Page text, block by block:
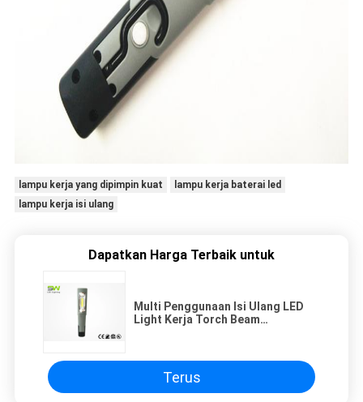
lampu kerja yang dipimpin kuat
lampu kerja baterai led
lampu kerja isi ulang
Dapatkan Harga Terbaik untuk
Multi Penggunaan Isi Ulang LED
Light Kerja Torch Beam
Terus